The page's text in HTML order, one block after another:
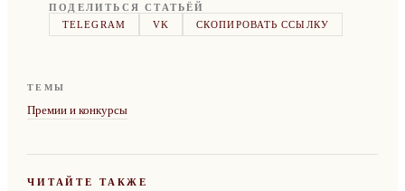
ПОДЕЛИТЬСЯ СТАТЬЁЙ
TELEGRAM
VK СКОПИРОВАТЬ ССЫЛКУ
ТЕМЫ
Премии и конкурсы
ЧИТАЙТЕ ТАКЖЕ